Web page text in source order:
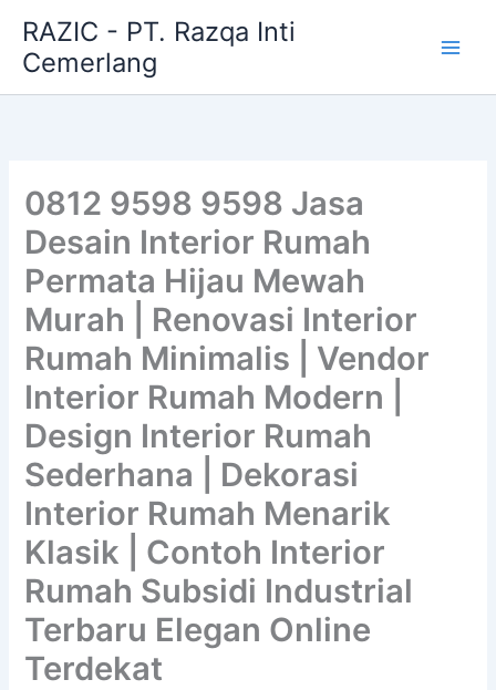
content
RAZIC - PT. Razqa Inti
Cemerlang
0812 9598 9598 Jasa
Desain Interior Rumah
Permata Hijau Mewah
Murah | Renovasi Interior
Rumah Minimalis | Vendor
Interior Rumah Modern |
Design Interior Rumah
Sederhana | Dekorasi
Interior Rumah Menarik
Klasik | Contoh Interior
Rumah Subsidi Industrial
Terbaru Elegan Online
Terdekat